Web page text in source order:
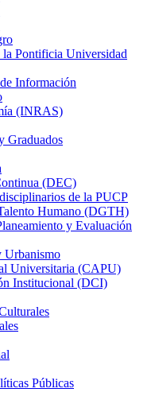
Pontificia Universidad
Información
(INRAS)
Graduados
(DEC)
de la PUCP
Humano (DGTH)
y Evaluación
Urbanismo
Universitaria (CAPU)
Institucional (DCI)
Públicas